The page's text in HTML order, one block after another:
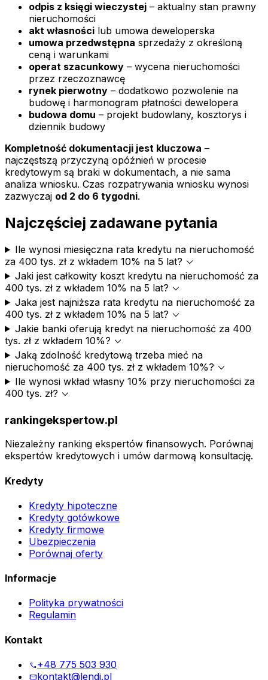
odpis z księgi wieczystej – aktualny stan prawny
nieruchomości
akt własności lub umowa deweloperska
umowa przedwstępna sprzedaży z określoną
ceną i warunkami
operat szacunkowy – wycena nieruchomości
przez rzeczoznawcę
rynek pierwotny – dodatkowo pozwolenie na
budowę i harmonogram płatności dewelopera
budowa domu – projekt budowlany, kosztorys i
dziennik budowy
Kompletność dokumentacji jest kluczowa –
najczęstszą przyczyną opóźnień w procesie
kredytowym są braki w dokumentach, a nie sama
analiza wniosku. Czas rozpatrywania wniosku wynosi
zazwyczaj od 2 do 6 tygodni.
Najczęściej zadawane pytania
Ile wynosi miesięczna rata kredytu na nieruchomość
za 400 tys. zł z wkładem 10% na 5 lat? expand_more
Jaki jest całkowity koszt kredytu na nieruchomość za
400 tys. zł z wkładem 10% na 5 lat? expand_more
Jaka jest najniższa rata kredytu na nieruchomość za
400 tys. zł z wkładem 10% na 5 lat? expand_more
Jakie banki oferują kredyt na nieruchomość za 400
tys. zł z wkładem 10%? expand_more
Jaką zdolność kredytową trzeba mieć na
nieruchomość za 400 tys. zł z wkładem 10%? expand_more
Ile wynosi wkład własny 10% przy nieruchomości za
400 tys. zł? expand_more
rankingekspertow.pl
Niezależny ranking ekspertów finansowych. Porównaj
ekspertów kredytowych i umów darmową konsultację.
Kredyty
Kredyty hipoteczne
Kredyty gotówkowe
Kredyty firmowe
Ubezpieczenia
Porównaj oferty
Informacje
Polityka prywatności
Regulamin
Kontakt
phone+48 775 503 930
mailkontakt@lendi.pl